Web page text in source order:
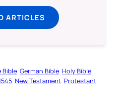
ARTICLES
Bible German Bible Holy Bible
New Testament Protestant